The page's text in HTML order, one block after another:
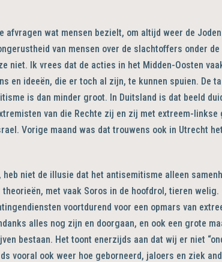
afvragen wat mensen bezielt, om altijd weer de
van mensen over de slachtoffers onder
niet. Ik vrees dat de acties in het Midden-Oosten
en ideeën, die er toch al zijn, te kunnen spuien. De
is dan minder groot. In Duitsland is dat beeld
van die Rechte zij en zij met extreem-linkse
Vorige maand was dat trouwens ook in Utrecht
heb niet de illusie dat het antisemitisme alleen
theorieën, met vaak Soros in de hoofdrol, tieren
voortdurend voor een opmars van
alles nog zijn en doorgaan, en ook een grote
bestaan. Het toont enerzijds aan dat wij er niet
vooral ook weer hoe geborneerd, jaloers en ziek